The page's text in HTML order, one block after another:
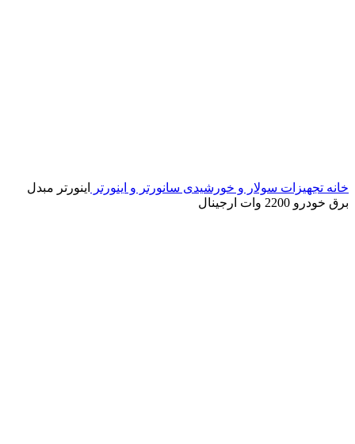
خانه تجهیزات سولار و خورشیدی سانورتر و اینورتر
اینورتر مبدل
برق خودرو 2200 وات ارجینال